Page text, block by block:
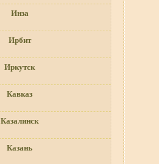
Инза
Ирбит
Иркутск
Кавказ
Казалинск
Казань